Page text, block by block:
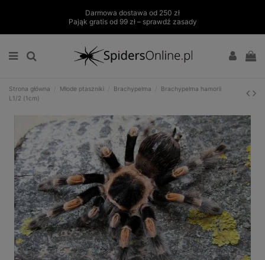
Darmowa dostawa od 250 zł
Pająk gratis od 99 zł – sprawdź zasady
Strona główna Młode ptaszniki Brachypelma
Brachypelma hamorii
L1/2 (1cm)